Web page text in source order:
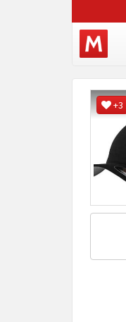
+3